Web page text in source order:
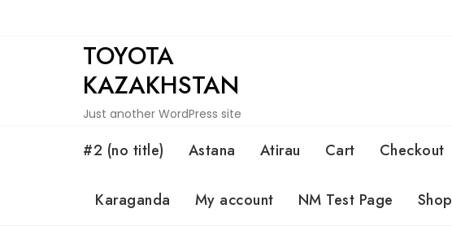
TOYOTA
KAZAKHSTAN
Just another WordPress site
#2 (no title) Astana Atirau Cart Checkout
Karaganda My account NM Test Page Shop